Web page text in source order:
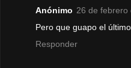
Anónimo 26 de febrero
Pero que guapo el
Responder